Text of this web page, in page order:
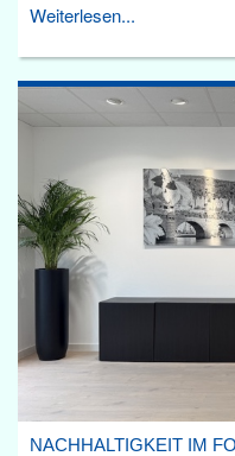
Weiterlesen...
NACHHALTIGKEIT IM